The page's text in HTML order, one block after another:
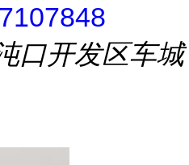
口开发区车城